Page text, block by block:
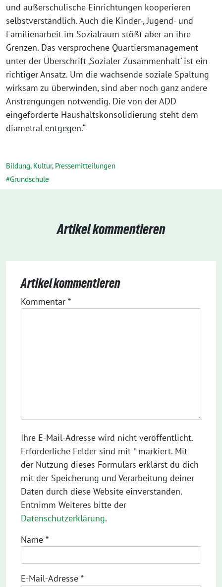
und außerschulische Einrichtungen kooperieren
selbstverständlich. Auch die Kinder-, Jugend- und
Familienarbeit im Sozialraum stößt aber an ihre
Grenzen. Das versprochene Quartiersmanagement
unter der Überschrift ‚Sozialer Zusammenhalt‘ ist ein
richtiger Ansatz. Um die wachsende soziale Spaltung
wirksam zu überwinden, sind aber noch ganz andere
Anstrengungen notwendig. Die von der ADD
eingeforderte Haushaltskonsolidierung steht dem
diametral entgegen.“
Bildung, Kultur, Pressemitteilungen
Grundschule
Artikel kommentieren
Artikel kommentieren
Kommentar *
Ihre E-Mail-Adresse wird nicht veröffentlicht.
Erforderliche Felder sind mit * markiert. Mit
der Nutzung dieses Formulars erklärst du dich
mit der Speicherung und Verarbeitung deiner
Daten durch diese Website einverstanden.
Entnimm Weiteres bitte der
Datenschutzerklärung.
Name *
E-Mail-Adresse *